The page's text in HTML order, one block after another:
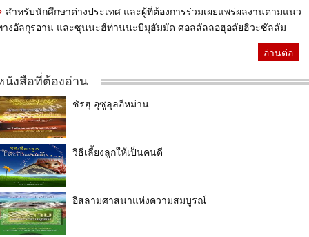
สำหรับนักศึกษาต่างประเทศ และผู้ที่ต้องการร่วมเผยแพร่ผลงานตามแนว
างอัลกุรอาน และซุนนะฮ์ท่านนะบีมุฮัมมัด ศอลลัลลอฮุอลัยฮิวะซัลลัม
อ่านต่อ
นังสือที่ต้องอ่าน
ชัรฮุ อุซูลุลอีหม่าน
วิธีเลี้ยงลูกให้เป็นคนดี
อิสลามศาสนาแห่งความสมบูรณ์